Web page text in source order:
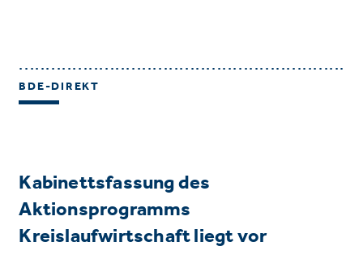
BDE-DIREKT
Kabinettsfassung des
Aktionsprogramms
Kreislaufwirtschaft liegt vor